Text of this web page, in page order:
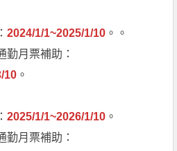
2024/1/1~2025/1/10 。。
勤月票補助：
10 。
2025/1/1~2026/1/10 。
勤月票補助：